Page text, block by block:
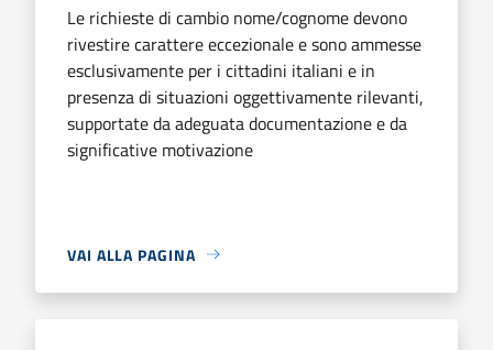
Le richieste di cambio nome/cognome devono
rivestire carattere eccezionale e sono ammesse
esclusivamente per i cittadini italiani e in
presenza di situazioni oggettivamente rilevanti,
supportate da adeguata documentazione e da
significative motivazione
VAI ALLA PAGINA